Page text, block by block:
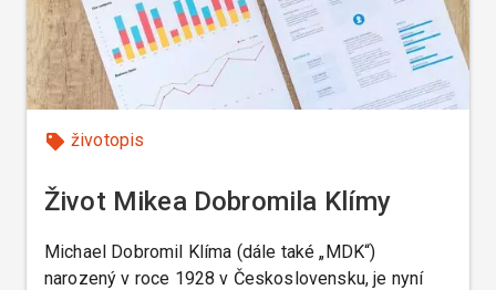
životopis
Život Mikea Dobromila Klímy
Michael Dobromil Klíma (dále také „MDK“)
narozený v roce 1928 v Československu, je nyní